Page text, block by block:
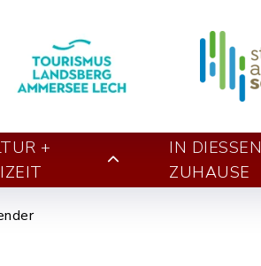
+
IN DIESSEN Z
UHAUSE